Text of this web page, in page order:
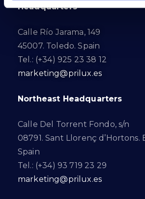
Headquarters
Calle Río Jarama, 149
45007. Toledo. Spain
Tel.: (+34) 925 23 38 12
marketing@prilux.es
Northeast Headquarters
Calle Del Torrent Fondo, s/n
08791. Sant Llorenç d’Hortons.
Spain
Tel.: (+34) 93 719 23 29
marketing@prilux.es